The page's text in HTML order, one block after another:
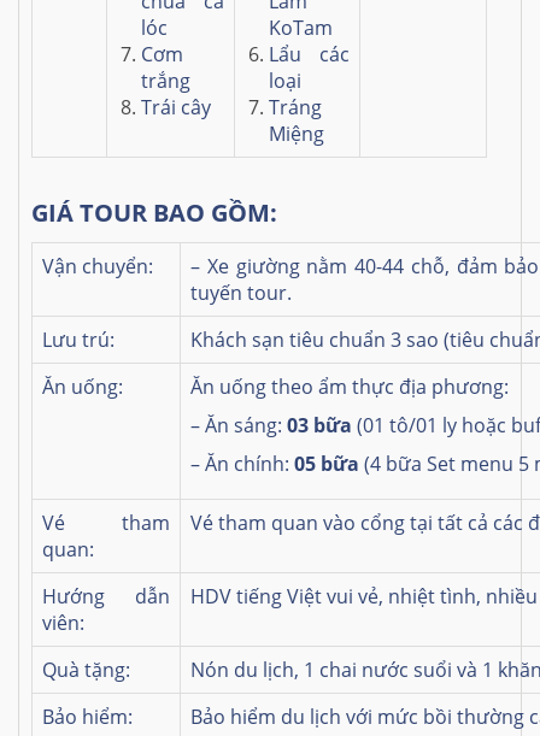
lóc
Cơm
trắng
Trái cây
KoTam
Lẩu các
loại
Tráng
Miệng
GIÁ TOUR BAO GỒM:
Vận chuyển:
– Xe giường nằm 40-44 chỗ, đảm
tuyến tour.
Lưu trú:
Khách sạn tiêu chuẩn 3 sao (tiêu
Ăn uống:
Ăn uống theo ẩm thực địa phương:
– Ăn sáng: 03 bữa (01 tô/01 ly hoặc
– Ăn chính: 05 bữa (4 bữa Set menu 5
Vé tham
quan:
Vé tham quan vào cổng tại tất cả các
Hướng dẫn
viên:
HDV tiếng Việt vui vẻ, nhiệt tình,
Quà tặng:
Nón du lịch, 1 chai nước suổi và 1
Bảo hiểm:
Bảo hiểm du lịch với mức bồi thường